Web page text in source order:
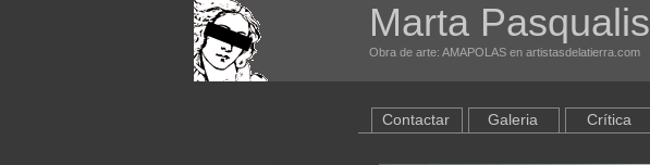
Marta Pasqualis
Obra de arte: AMAPOLAS en artistasdelatierra.com
Contactar Galeria Crítica